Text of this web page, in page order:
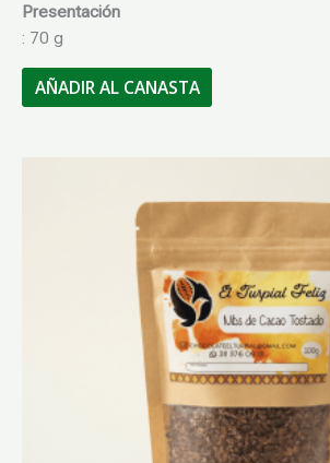
Presentación
: 70 g
AÑADIR AL CANASTA